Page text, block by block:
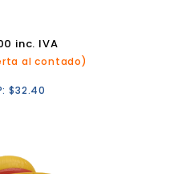
inc. IVA
al contado)
$32.40